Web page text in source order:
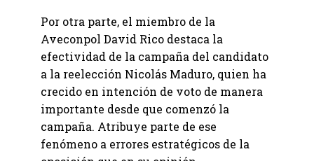
Por otra parte, el miembro de la
Aveconpol David Rico destaca la
efectividad de la campaña del candidato
a la reelección Nicolás Maduro, quien ha
crecido en intención de voto de manera
importante desde que comenzó la
campaña. Atribuye parte de ese
fenómeno a errores estratégicos de la